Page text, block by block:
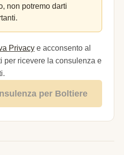
non potremo darti
Privacy e acconsento al
per ricevere la consulenza e
per Boltiere